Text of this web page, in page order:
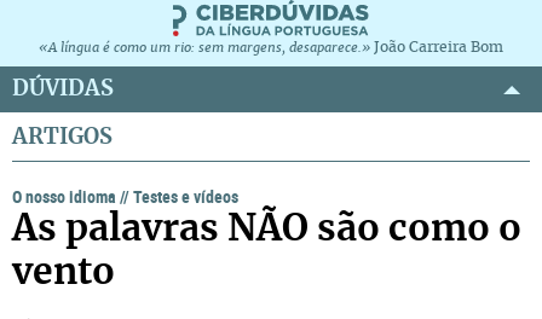
«A língua é como um rio: sem margens, desaparece.» João Carreira Bom
DÚVIDAS
ARTIGOS
O nosso idioma //Testes e vídeos
As palavras NÃO são como o
vento